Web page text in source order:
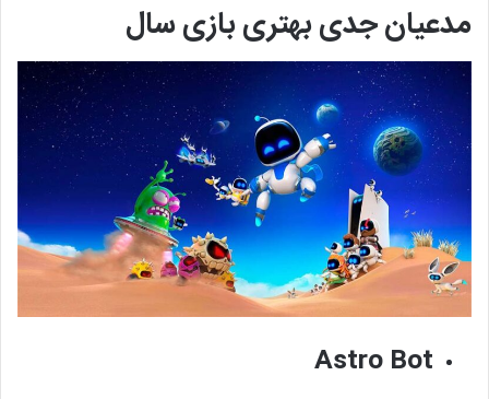
مدعیان جدی بهتری بازی سال
Astro Bot